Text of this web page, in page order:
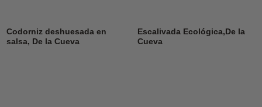
Codorniz deshuesada en
salsa, De la Cueva
Escalivada Ecológica,De la
Cueva